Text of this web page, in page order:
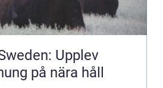
Upplev
på nära håll